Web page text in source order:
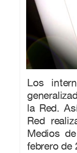
Los
la Red.
Red
Medios
febrero de